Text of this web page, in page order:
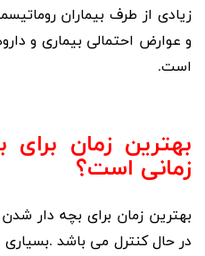
زیادی از طرف بیماران
و عوارض احتمالی بیماری و
است.
بهترین زمان
زمانی است؟
بهترین زمان برای بچه دار
در حال کنترل می باشد .بسیاری